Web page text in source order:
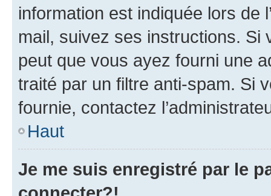
information est indiquée lors de
mail, suivez ses instructions. Si
peut que vous ayez fourni une
traité par un filtre anti-spam. Si
fournie, contactez
Haut
Je me suis enregistré par le